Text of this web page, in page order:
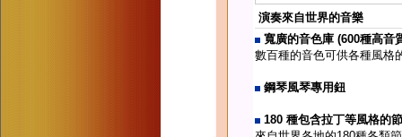
演奏來自世界的音樂
寬廣的音色庫 (600種高音
數百種的音色可供各種風格
鋼琴風琴專用鈕
180 種包含拉丁等風格的